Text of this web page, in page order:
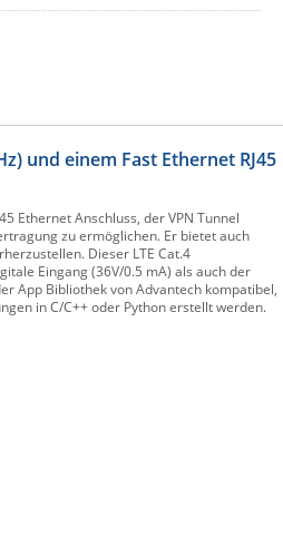
und einem Fast Ethernet RJ45
Ethernet Anschluss, der VPN Tunnel
zu ermöglichen. Er bietet auch
Dieser LTE Cat.4
Eingang (36V/0.5 mA) als auch der
App Bibliothek von Advantech kompatibel,
in C/C++ oder Python erstellt werden.